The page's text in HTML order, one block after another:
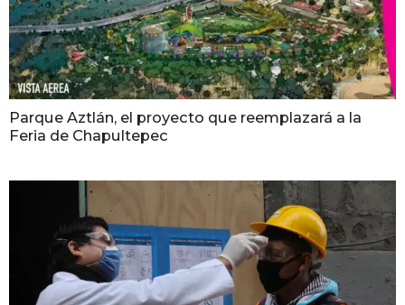
Parque Aztlán, el proyecto que reemplazará a la
Feria de Chapultepec